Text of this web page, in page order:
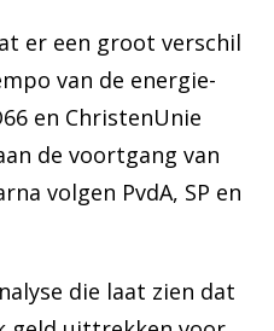
er een groot verschil
van de energie-
en ChristenUnie
de voortgang van
volgen PvdA, SP en
die laat zien dat